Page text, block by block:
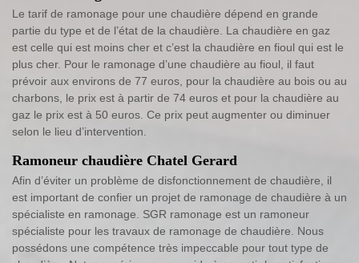
Le tarif de ramonage pour une chaudière dépend en grande
partie du type et de l’état de la chaudière. La chaudière en gaz
est celle qui est moins cher et c’est la chaudière en fioul qui est le
plus cher. Pour le ramonage d’une chaudière au fioul, il faut
prévoir aux environs de 77 euros, pour la chaudière au bois ou au
charbons, le prix est à partir de 74 euros et pour la chaudière au
gaz le prix est à 50 euros. Ce prix peut augmenter ou diminuer
selon le lieu d’intervention.
Ramoneur chaudière Chatel Gerard
Afin d’éviter un problème de disfonctionnement de chaudière, il
est important de confier un projet de ramonage de chaudière à un
spécialiste en ramonage. SGR ramonage est un ramoneur
spécialiste pour les travaux de ramonage de chaudière. Nous
possédons une compétence très impeccable pour tout type de